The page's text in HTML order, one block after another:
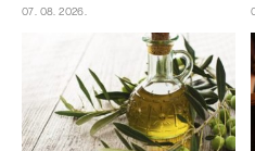
07. 08. 2026.